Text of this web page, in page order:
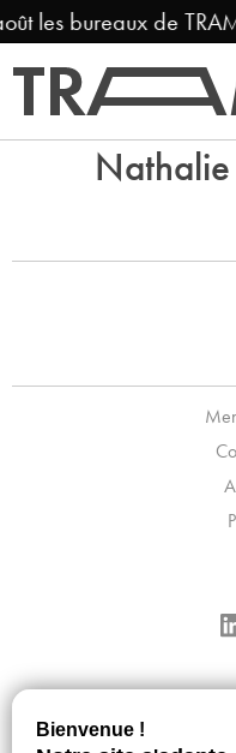
les bureaux de